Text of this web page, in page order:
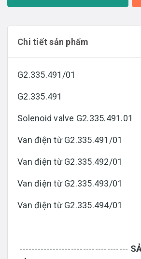
Chi tiết sản phẩm
G2.335.491/01
G2.335.491
Solenoid valve G2.335.491.01
Van điện từ G2.335.491/01
Van điện từ G2.335.492/01
Van điện từ G2.335.493/01
Van điện từ G2.335.494/01
------------------------------------